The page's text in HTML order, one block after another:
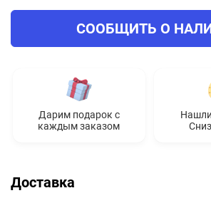
СООБЩИТЬ О
Дарим подарок с
каждым заказом
Доставка